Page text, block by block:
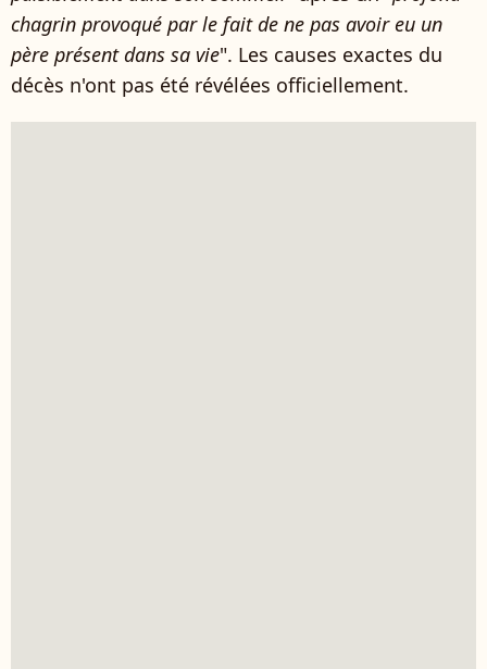
chagrin provoqué par le fait de ne pas avoir eu un
père présent dans sa vie". Les causes exactes du
décès n'ont pas été révélées officiellement.